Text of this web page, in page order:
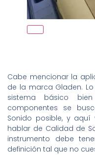
Cabe mencionar la
de la marca Gladen.
sistema básico
componentes se
Sonido posible, y
hablar de Calidad de
instrumento debe
definición tal que no